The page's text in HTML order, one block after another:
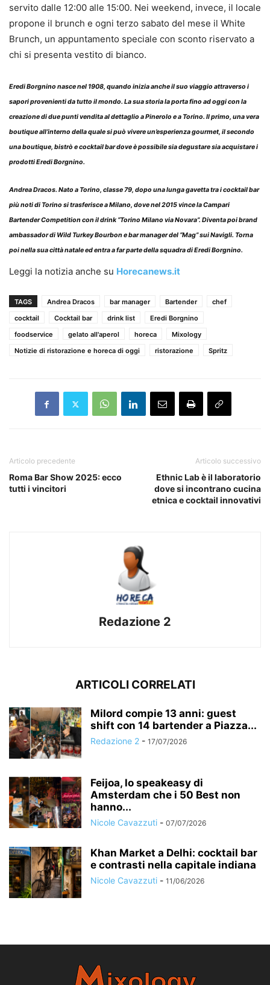
servito dalle 12:00 alle 15:00. Nei weekend, invece, il locale
propone il brunch e ogni terzo sabato del mese il White
Brunch, un appuntamento speciale con sconto riservato a
chi si presenta vestito di bianco.
Eredi Borgninonasce nel 1908, quando inizia anche il suo viaggio attraverso i
sapori provenienti da tutto il mondo. La sua storia la porta fino ad oggi con la
creazione di due punti vendita al dettaglio a Pinerolo e a Torino. Il primo, una vera
boutique all’interno della quale si può vivere un’esperienza gourmet, il secondo
una boutique, bistrò e cocktail bar dove è possibile sia degustare sia acquistare i
prodotti Eredi Borgnino.
Andrea Dracos. Nato a Torino, classe 79, dopo una lunga gavetta tra i cocktail bar
più noti di Torino si trasferisce a Milano, dove nel 2015 vince la Campari
Bartender Competition con il drink “Torino Milano via Novara”. Diventa poi brand
ambassador di Wild Turkey Bourbon e bar manager del “Mag” sui Navigli. Torna
poi nella sua città natale ed entra a far parte della squadra di Eredi Borgnino.
Leggi la notizia anche su Horecanews.it
TAGS Andrea Dracos bar manager Bartender
chef
cocktail
Cocktail bar drink list
Eredi Borgnino
foodservice
gelato all'aperol horeca
Mixology
Notizie di ristorazione e horeca di oggi
ristorazione Spritz
Articolo precedente
Roma Bar Show 2025: ecco
tutti i vincitori
Articolo successivo
Ethnic Lab è il laboratorio
dove si incontrano cucina
etnica e cocktail innovativi
Redazione 2
ARTICOLI CORRELATI
Milord compie 13 anni: guest
shift con 14 bartender a Piazza...
Redazione 2 - 17/07/2026
Feijoa, lo speakeasy di
Amsterdam che i 50 Best non
hanno...
Nicole Cavazzuti - 07/07/2026
Khan Market a Delhi: cocktail bar
e contrasti nella capitale indiana
Nicole Cavazzuti - 11/06/2026